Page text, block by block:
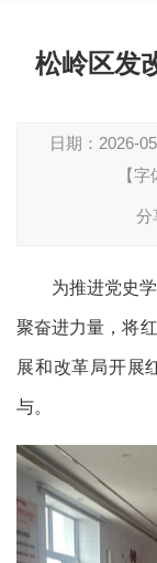
松岭区发
日期： 2026-
【字
分
为推进党史
聚奋进力量，将
展和改革局开展
与。